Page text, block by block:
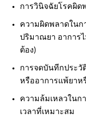
การวินิจฉัยโรคผิด
ความผิดพลาดในก
ปริมาณยา อาการ
ต้อง)
การจดบันทีกประ
หรืออาการแพ้ยาห
ความล้มเหลวในก
เวลาที่เหมาะสม